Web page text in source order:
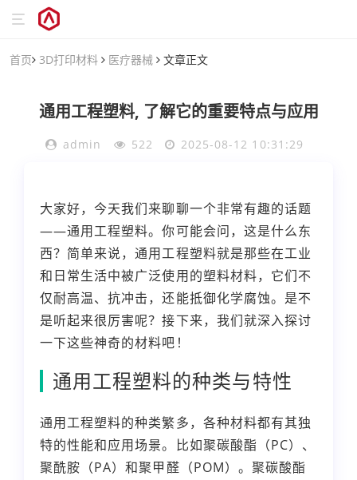
首页 3D打印材料 医疗器械 文章正文
通用工程塑料, 了解它的重要特点与应用
admin 522 2025-08-12 10:31:29
大家好，今天我们来聊聊一个非常有趣的话题
——通用工程塑料。你可能会问，这是什么东
西？简单来说，通用工程塑料就是那些在工业
和日常生活中被广泛使用的塑料材料，它们不
仅耐高温、抗冲击，还能抵御化学腐蚀。是不
是听起来很厉害呢？接下来，我们就深入探讨
一下这些神奇的材料吧！
通用工程塑料的种类与特性
通用工程塑料的种类繁多，各种材料都有其独
特的性能和应用场景。比如聚碳酸酯（PC）、
聚酰胺（PA）和聚甲醛（POM）。聚碳酸酯